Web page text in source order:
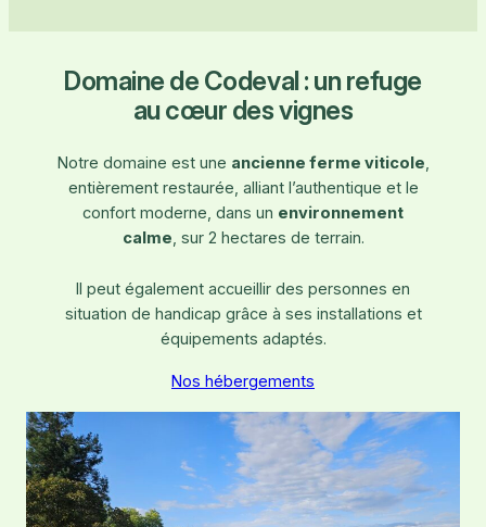
Domaine de Codeval : un refuge
au cœur des vignes
Notre domaine est une ancienne ferme viticole,
entièrement restaurée, alliant l’authentique et le
confort moderne, dans un environnement
calme, sur 2 hectares de terrain.
Il peut également accueillir des personnes en
situation de handicap grâce à ses installations et
équipements adaptés.
Nos hébergements